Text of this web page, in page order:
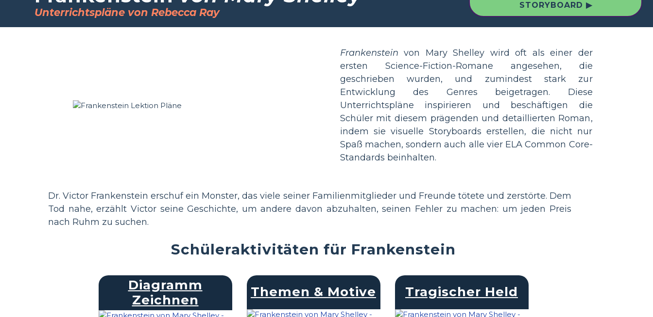
Unterrichtspläne von Rebecca Ray
STORYBOARD ▶
Frankenstein von Mary Shelley wird oft als einer der
ersten Science-Fiction-Romane angesehen, die
geschrieben wurden, und zumindest stark zur
Entwicklung des Genres beigetragen. Diese
Unterrichtspläne inspirieren und beschäftigen die
Schüler mit diesem prägenden und detaillierten Roman,
indem sie visuelle Storyboards erstellen, die nicht nur
Spaß machen, sondern auch alle vier ELA Common Core-
Standards beinhalten.
Dr. Victor Frankenstein erschuf ein Monster, das viele seiner Familienmitglieder und Freunde tötete und zerstörte. Dem
Tod nahe, erzählt Victor seine Geschichte, um andere davon abzuhalten, seinen Fehler zu machen: um jeden Preis
nach Ruhm zu suchen.
Schüleraktivitäten für Frankenstein
Diagramm
Zeichnen
Themen & Motive Tragischer Held